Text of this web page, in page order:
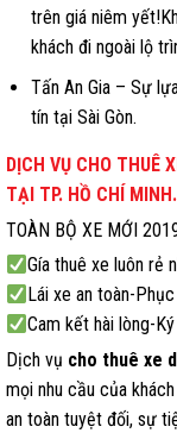
trên giá niêm
khách đi ngoài lộ
Tấn An Gia – Sự
tín tại Sài Gòn.
DỊCH VỤ CHO THUÊ
TẠI TP. HỒ CHÍ MINH.
TOÀN BỘ XE MỚI
Gía thuê xe luôn rẻ
Lái xe an toàn-
Cam kết hài lòng-
Dịch vụ cho thuê xe
mọi nhu cầu của
an toàn tuyệt đối, sự